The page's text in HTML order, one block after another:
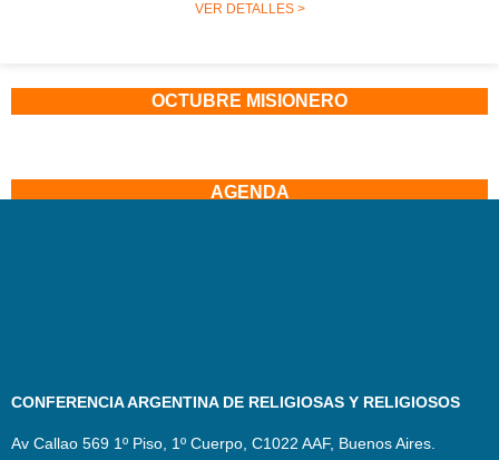
VER DETALLES >
OCTUBRE MISIONERO
AGENDA
CONFERENCIA ARGENTINA DE RELIGIOSAS Y RELIGIOSOS
Av Callao 569 1º Piso, 1º Cuerpo, C1022 AAF, Buenos Aires.